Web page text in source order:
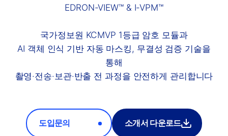
EDRON-VIEW™ & I-VPM™
국가정보원 KCMVP 1등급 암호 모듈과
AI 객체 인식 기반 자동 마스킹, 무결성 검증 기술을
통해
촬영·전송·보관·반출 전 과정을 안전하게 관리합니다
도입문의 소개서 다운로드